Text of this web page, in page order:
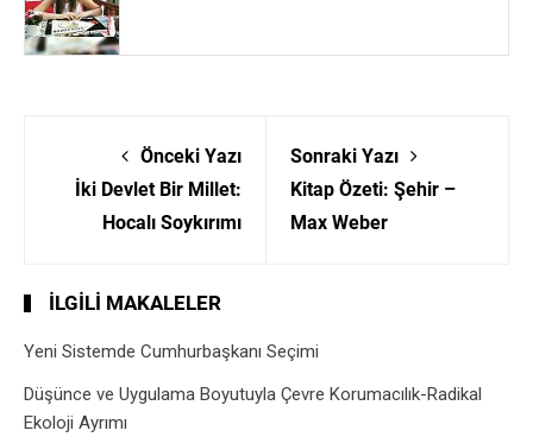
Önceki Yazı
İki Devlet Bir Millet:
Hocalı Soykırımı
Sonraki Yazı
Kitap Özeti: Şehir –
Max Weber
İLGILI MAKALELER
Yeni Sistemde Cumhurbaşkanı Seçimi
Düşünce ve Uygulama Boyutuyla Çevre Korumacılık-Radikal
Ekoloji Ayrımı